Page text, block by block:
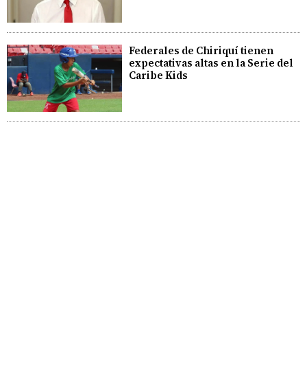
Federales de Chiriquí tienen
expectativas altas en la Serie del
Caribe Kids